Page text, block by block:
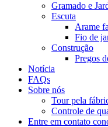
Gramado e
Escuta
Arame
Fio de
Construção
Pregos
Notícia
FAQs
Sobre nós
Tour pela
Controle de
Entre em contato